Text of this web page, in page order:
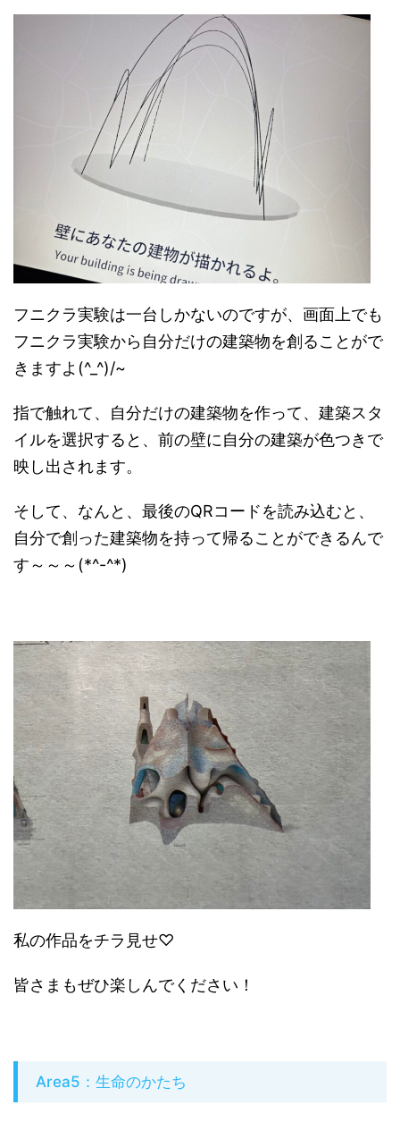
フニクラ実験は一台しかないのですが、画面上でも
フニクラ実験から自分だけの建築物を創ることがで
きますよ(^_^)/~
指で触れて、自分だけの建築物を作って、建築スタ
イルを選択すると、前の壁に自分の建築が色つきで
映し出されます。
そして、なんと、最後のQRコードを読み込むと、
自分で創った建築物を持って帰ることができるんで
す～～～(*^-^*)
私の作品をチラ見せ♡
皆さまもぜひ楽しんでください！
Area5：生命のかたち